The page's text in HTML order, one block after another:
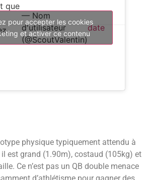
que
— Nom
d'utilisateur
(@ScoutValentin)
date
pour accepter les cookies
et activer ce contenu
physique typiquement attendu à
il est grand (1.90m), costaud (105kg) et
Ce n’est pas un QB double menace